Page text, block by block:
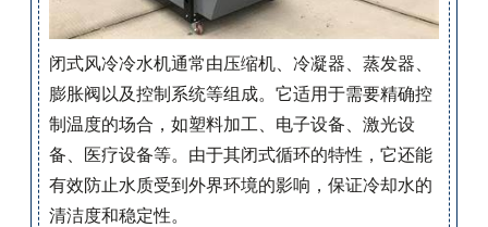
闭式风冷冷水机通常由压缩机、冷凝器、蒸发器、
膨胀阀以及控制系统等组成。它适用于需要精确控
制温度的场合，如塑料加工、电子设备、激光设
备、医疗设备等。由于其闭式循环的特性，它还能
有效防止水质受到外界环境的影响，保证冷却水的
清洁度和稳定性。